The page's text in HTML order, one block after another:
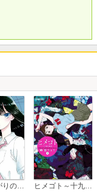
恋は雨上がりのように ヒメゴト～十九歳の制服～